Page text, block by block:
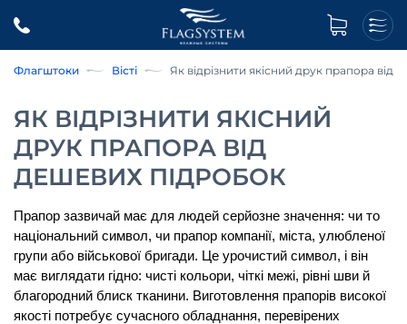
Флагштоки Вісті Як відрізнити якісний друк прапора від
ЯК ВІДРІЗНИТИ ЯКІСНИЙ
ДРУК ПРАПОРА ВІД
ДЕШЕВИХ ПІДРОБОК
Прапор зазвичай має для людей серйозне значення: чи то
національний символ, чи прапор компанії, міста, улюбленої
групи або військової бригади. Це урочистий символ, і він
має виглядати гідно: чисті кольори, чіткі межі, рівні шви й
благородний блиск тканини. Виготовлення прапорів високої
якості потребує сучасного обладнання, перевірених